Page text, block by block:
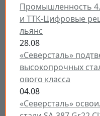
Промышленность
и ТТК-Цифровые
льянс
28.08
«Северсталь»
высокопрочных
ового класса
04.08
«Северсталь»